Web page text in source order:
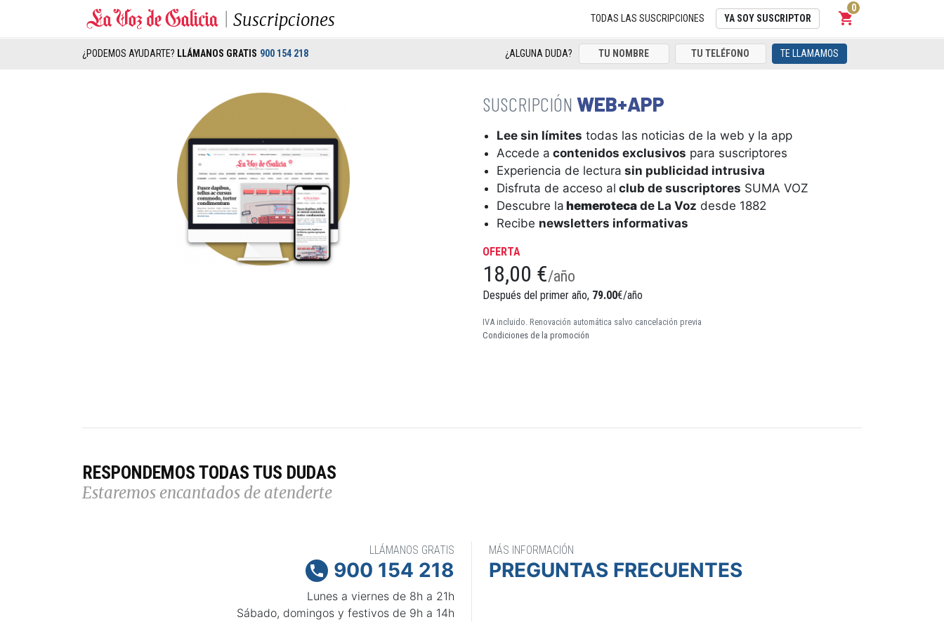
Suscripciones TODAS LAS SUSCRIPCIONES YA SOY SUSCRIPTOR shopping_cart
Carrito
0
¿PODEMOS AYUDARTE? LLÁMANOS GRATIS 900 154 218 ¿ALGUNA DUDA? TE LLAMAMOS
WEB+APP
Lee sin límites todas las noticias de la web y la app
Accede a contenidos exclusivos para suscriptores
Experiencia de lectura sin publicidad intrusiva
Disfruta de acceso al club de suscriptores SUMA VOZ
Descubre la hemeroteca de La Voz desde 1882
Recibe newsletters informativas
OFERTA
18,00 €/año
Después del primer año, 79.00€/año
IVA incluido. Renovación automática salvo cancelación previa
Condiciones de la promoción
RESPONDEMOS TODAS TUS DUDAS
Estaremos encantados de atenderte
LLÁMANOS GRATIS
 900 154 218
Lunes a viernes de 8h a 21h
Sábado, domingos y festivos de 9h a 14h
MÁS INFORMACIÓN
PREGUNTAS FRECUENTES